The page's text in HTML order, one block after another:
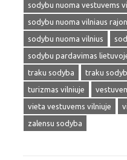
sodybu nuoma vestuvems
sodybu nuoma vilniaus
sodybu nuoma vilnius
sodybu pardavimas
traku sodyba
traku
turizmas vilniuje
vieta vestuvems vilniuje
zalensu sodyba